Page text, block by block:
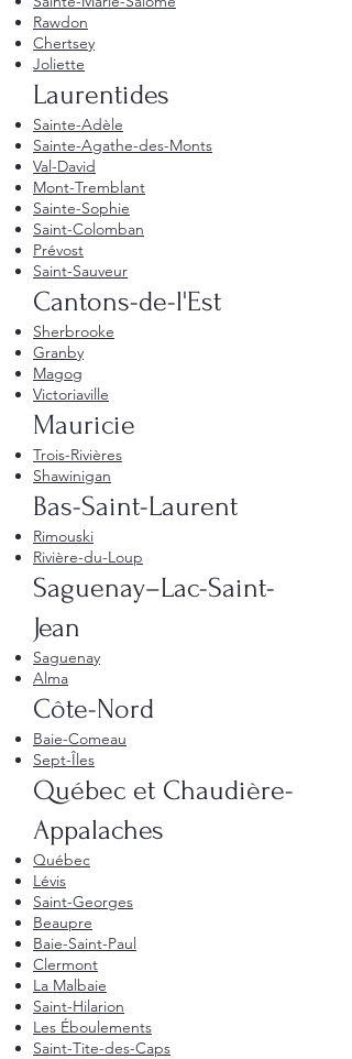
Rawdon
Chertsey
Joliette
Laurentides
Sainte-Adèle
Sainte-Agathe-des-Monts
Val-David
Mont-Tremblant
Sainte-Sophie
Saint-Colomban
Prévost
Saint-Sauveur
Cantons-de-l'Est
Sherbrooke
Granby
Magog
Victoriaville
Mauricie
Trois-Rivières
Shawinigan
Bas-Saint-Laurent
Rimouski
Rivière-du-Loup
Saguenay–Lac-Saint-
Jean
Saguenay
Alma
Côte-Nord
Baie-Comeau
Sept-Îles
Québec et Chaudière-
Appalaches
Québec
Lévis
Saint-Georges
Beaupre
Baie-Saint-Paul
Clermont
La Malbaie
Saint-Hilarion
Les Éboulements
Saint-Tite-des-Caps